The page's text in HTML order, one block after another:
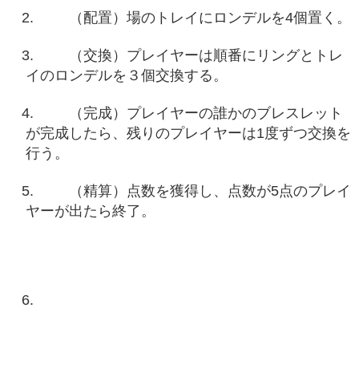
（配置）場のトレイにロンデルを4個置く。
（交換）プレイヤーは順番にリングとトレ
イのロンデルを３個交換する。
（完成）プレイヤーの誰かのブレスレット
が完成したら、残りのプレイヤーは1度ずつ交換を
行う。
（精算）点数を獲得し、点数が5点のプレイ
ヤーが出たら終了。